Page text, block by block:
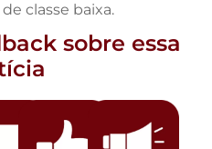
classe baixa.
sobre essa